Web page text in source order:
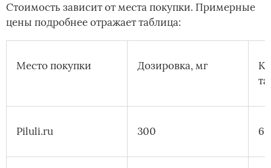
Стоимость зависит от места покупки. Примерные
цены подробнее отражает таблица:
Место покупки Дозировка, мг
Piluli.ru 300 60